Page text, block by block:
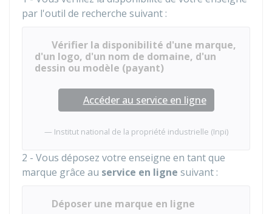
par l'outil de recherche suivant :
Vérifier la disponibilité d'une marque,
d'un logo, d'un nom de domaine, d'un
dessin ou modèle (payant)
Accéder au service en ligne
Institut national de la propriété industrielle (Inpi)
2 - Vous déposez votre enseigne en tant que
marque grâce au service en ligne suivant :
Déposer une marque en ligne